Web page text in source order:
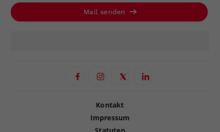
Mail senden
Kontakt
Impressum
Statuten